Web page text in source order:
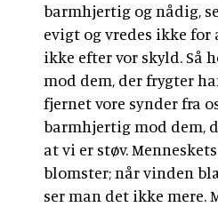
barmhjertig og nådig,
evigt og vredes ikke
ikke efter vor skyld. Så
mod dem, der frygter
fjernet vore synder fra
barmhjertig mod dem,
at vi er støv.
blomster; når vinden
ser man det ikke mere.